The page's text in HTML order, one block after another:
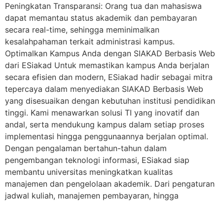
Peningkatan Transparansi: Orang tua dan mahasiswa
dapat memantau status akademik dan pembayaran
secara real-time, sehingga meminimalkan
kesalahpahaman terkait administrasi kampus.
Optimalkan Kampus Anda dengan SIAKAD Berbasis Web
dari ESiakad Untuk memastikan kampus Anda berjalan
secara efisien dan modern, ESiakad hadir sebagai mitra
tepercaya dalam menyediakan SIAKAD Berbasis Web
yang disesuaikan dengan kebutuhan institusi pendidikan
tinggi. Kami menawarkan solusi TI yang inovatif dan
andal, serta mendukung kampus dalam setiap proses
implementasi hingga penggunaannya berjalan optimal.
Dengan pengalaman bertahun-tahun dalam
pengembangan teknologi informasi, ESiakad siap
membantu universitas meningkatkan kualitas
manajemen dan pengelolaan akademik. Dari pengaturan
jadwal kuliah, manajemen pembayaran, hingga